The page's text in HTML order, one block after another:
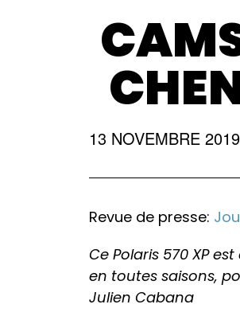
13 NOVEMBRE 2019
Revue de presse:
Ce Polaris 570 XP
en toutes saisons,
Julien Cabana